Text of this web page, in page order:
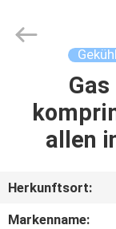
PRODUKTE
ÜBER
UNS
Management
Services
allen
Herkunftsort:
Markenname: